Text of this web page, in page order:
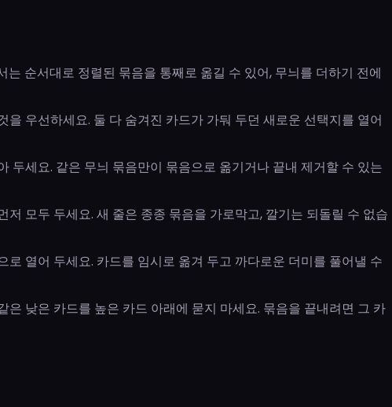
는 순서대로 정렬된 묶음을 통째로 옮길 수 있어, 무늬를 더하기 전에
을 우선하세요. 둘 다 숨겨진 카드가 가둬 두던 새로운 선택지를 열어
두세요. 같은 무늬 묶음만이 묶음으로 옮기거나 끝내 제거할 수 있는
저 모두 두세요. 새 줄은 종종 묶음을 가로막고, 깔기는 되돌릴 수 없습
로 열어 두세요. 카드를 임시로 옮겨 두고 까다로운 더미를 풀어낼 수
은 낮은 카드를 높은 카드 아래에 묻지 마세요. 묶음을 끝내려면 그 카